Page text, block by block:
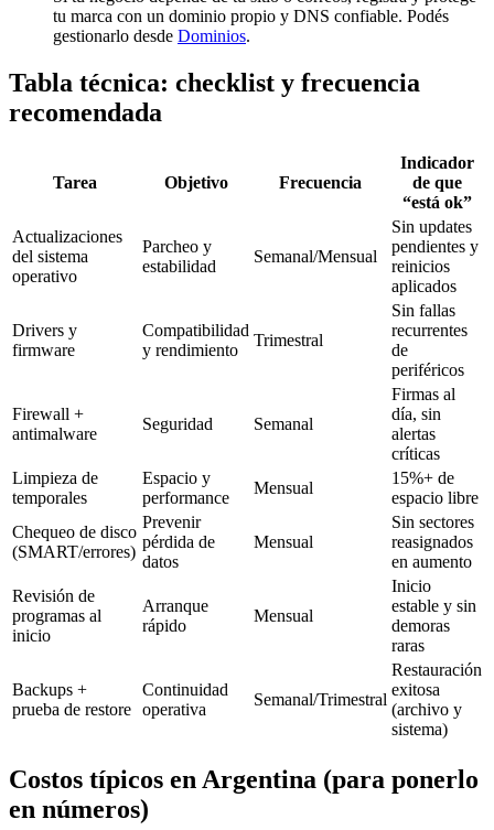
tu marca con un dominio propio y DNS confiable. Podés
gestionarlo desde Dominios.
Tabla técnica: checklist y frecuencia
recomendada
Tarea Objetivo Frecuencia
Indicador
de que
“está ok”
Actualizaciones
del sistema
operativo
Parcheo y
estabilidad
Semanal/Mensual
Sin updates
pendientes y
reinicios
aplicados
Drivers y
firmware
Compatibilidad
y rendimiento
Trimestral
Sin fallas
recurrentes
de
periféricos
Firewall +
antimalware
Seguridad Semanal
Firmas al
día, sin
alertas
críticas
Limpieza de
temporales
Espacio y
performance
Mensual
15%+ de
espacio libre
Chequeo de disco
(SMART/errores)
Prevenir
pérdida de
datos
Mensual
Sin sectores
reasignados
en aumento
Revisión de
programas al
inicio
Arranque
rápido
Mensual
Inicio
estable y sin
demoras
raras
Backups +
prueba de restore
Continuidad
operativa
Semanal/Trimestral
Restauración
exitosa
(archivo y
sistema)
Costos típicos en Argentina (para ponerlo
en números)